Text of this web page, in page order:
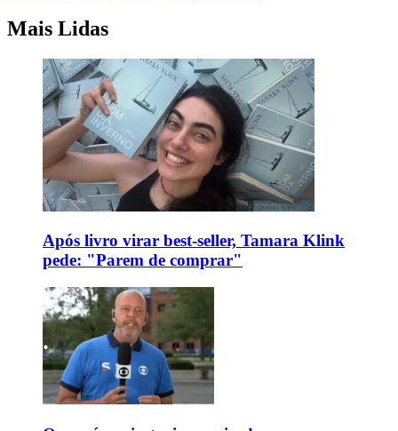
Mais Lidas
Após livro virar best-seller, Tamara Klink
pede: "Parem de comprar"